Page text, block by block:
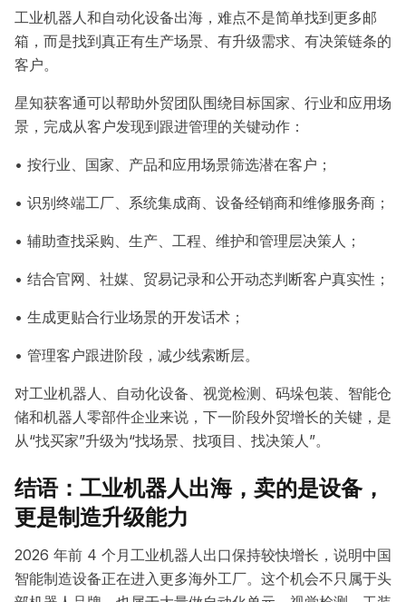
工业机器人和自动化设备出海，难点不是简单找到更多邮
箱，而是找到真正有生产场景、有升级需求、有决策链条的
客户。
星知获客通可以帮助外贸团队围绕目标国家、行业和应用场
景，完成从客户发现到跟进管理的关键动作：
• 按行业、国家、产品和应用场景筛选潜在客户；
• 识别终端工厂、系统集成商、设备经销商和维修服务商；
• 辅助查找采购、生产、工程、维护和管理层决策人；
• 结合官网、社媒、贸易记录和公开动态判断客户真实性；
• 生成更贴合行业场景的开发话术；
• 管理客户跟进阶段，减少线索断层。
对工业机器人、自动化设备、视觉检测、码垛包装、智能仓
储和机器人零部件企业来说，下一阶段外贸增长的关键，是
从“找买家”升级为“找场景、找项目、找决策人”。
结语：工业机器人出海，卖的是设备，
更是制造升级能力
2026 年前 4 个月工业机器人出口保持较快增长，说明中国
智能制造设备正在进入更多海外工厂。这个机会不只属于头